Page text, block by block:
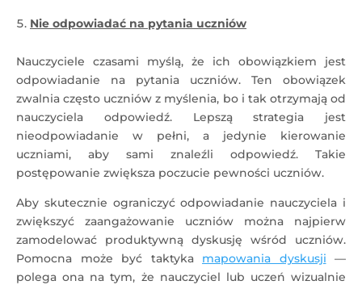
Nie odpowiadać na pytania uczniów
Nauczyciele czasami myślą, że ich obowiązkiem jest
odpowiadanie na pytania uczniów. Ten obowiązek
zwalnia często uczniów z myślenia, bo i tak otrzymają od
nauczyciela odpowiedź. Lepszą strategia jest
nieodpowiadanie w pełni, a jedynie kierowanie
uczniami, aby sami znaleźli odpowiedź. Takie
postępowanie zwiększa poczucie pewności uczniów.
Aby skutecznie ograniczyć odpowiadanie nauczyciela i
zwiększyć zaangażowanie uczniów można najpierw
zamodelować produktywną dyskusję wśród uczniów.
Pomocna może być taktyka mapowania dyskusji —
polega ona na tym, że nauczyciel lub uczeń wizualnie